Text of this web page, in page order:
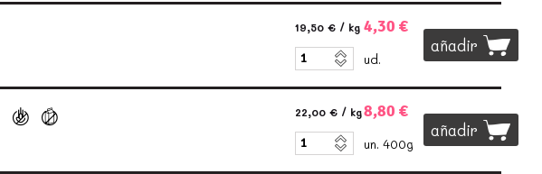
19,50 € / kg 4,30 €
ud.
añadir
22,00 € / kg8,80 €
un. 400g
añadir